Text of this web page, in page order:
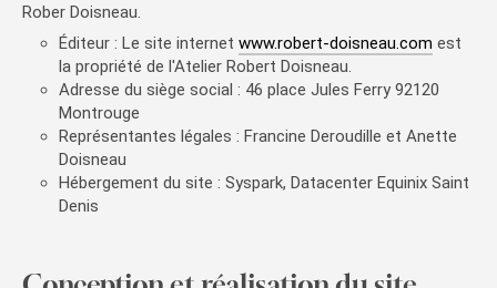
Rober Doisneau.
Éditeur : Le site internet www.robert-doisneau.com est
la propriété de l'Atelier Robert Doisneau.
Adresse du siège social : 46 place Jules Ferry 92120
Montrouge
Représentantes légales : Francine Deroudille et Anette
Doisneau
Hébergement du site : Syspark, Datacenter Equinix Saint
Denis